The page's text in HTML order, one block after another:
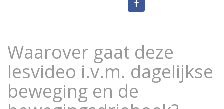
Waarover gaat deze
lesvideo i.v.m. dagelijkse
beweging en de